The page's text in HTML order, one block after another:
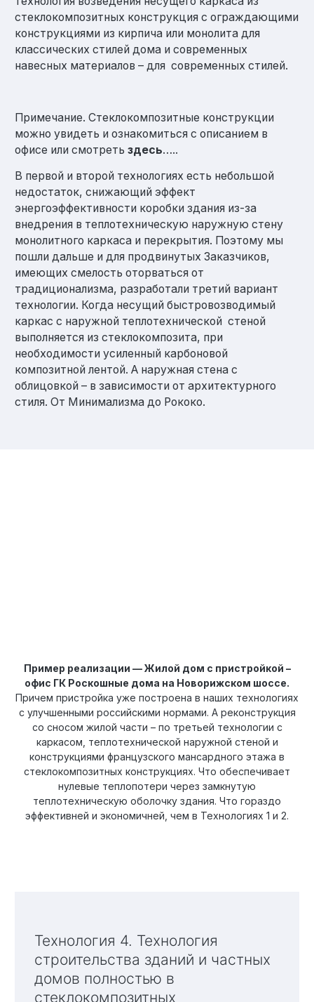
стеклокомпозитных конструкция с ограждающими
конструкциями из кирпича или монолита для
классических стилей дома и современных
навесных материалов – для современных стилей.
Примечание. Стеклокомпозитные конструкции
можно увидеть и ознакомиться с описанием в
офисе или смотреть здесь…..
В первой и второй технологиях есть небольшой
недостаток, снижающий эффект
энергоэффективности коробки здания из-за
внедрения в теплотехническую наружную стену
монолитного каркаса и перекрытия. Поэтому мы
пошли дальше и для продвинутых Заказчиков,
имеющих смелость оторваться от
традиционализма, разработали третий вариант
технологии. Когда несущий быстровозводимый
каркас с наружной теплотехнической стеной
выполняется из стеклокомпозита, при
необходимости усиленный карбоновой
композитной лентой. А наружная стена с
облицовкой – в зависимости от архитектурного
стиля. От Минимализма до Рококо.
Пример реализации — Жилой дом с пристройкой –
офис ГК Роскошные дома на Новорижском шоссе.
Причем пристройка уже построена в наших технологиях
с улучшенными российскими нормами. А реконструкция
со сносом жилой части – по третьей технологии с
каркасом, теплотехнической наружной стеной и
конструкциями французского мансардного этажа в
стеклокомпозитных конструкциях. Что обеспечивает
нулевые теплопотери через замкнутую
теплотехническую оболочку здания. Что гораздо
эффективней и экономичней, чем в Технологиях 1 и 2.
Технология 4. Технология
строительства зданий и частных
домов полностью в
стеклокомпозитных